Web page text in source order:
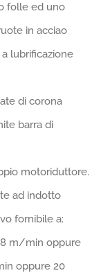
folle ed uno
in acciao
lubrificazione
di corona
barra di
motoriduttore.
ad indotto
fornibile a:
8 m/min oppure
oppure 20